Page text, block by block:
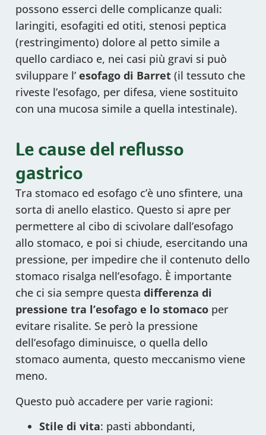
possono esserci delle complicanze quali:
laringiti, esofagiti ed otiti, stenosi peptica
(restringimento) dolore al petto simile a
quello cardiaco e, nei casi più gravi si può
sviluppare l’ esofago di Barret (il tessuto che
riveste l’esofago, per difesa, viene sostituito
con una mucosa simile a quella intestinale).
Le cause del reflusso
gastrico
Tra stomaco ed esofago c’è uno sfintere, una
sorta di anello elastico. Questo si apre per
permettere al cibo di scivolare dall’esofago
allo stomaco, e poi si chiude, esercitando una
pressione, per impedire che il contenuto dello
stomaco risalga nell’esofago. È importante
che ci sia sempre questa differenza di
pressione tra l’esofago e lo stomaco per
evitare risalite. Se però la pressione
dell’esofago diminuisce, o quella dello
stomaco aumenta, questo meccanismo viene
meno.
Questo può accadere per varie ragioni:
Stile di vita: pasti abbondanti,